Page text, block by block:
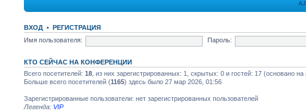
Всех С Новым Годом!!!
26 авг 2025, 20:26
Всем привет! Кто нас читает!
Форум стал работать с телефона )) реинкорнировался
ВХОД • РЕГИСТРАЦИЯ
Имя пользователя:
Пароль:
КТО СЕЙЧАС НА КОНФЕРЕНЦИИ
Всего посетителей: 18 , из них зарегистрированных: 1, скрытых: 0 и гостей: 17 (основано
Больше всего посетителей (1165) здесь было 27 мар 2026, 01:56
Зарегистрированные пользователи: нет зарегистрированных пользователей
Легенда: VIP